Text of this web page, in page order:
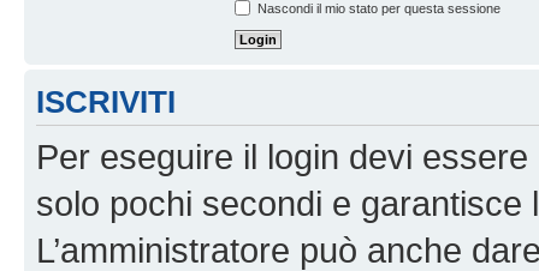
Nascondi il mio stato per questa sessione
ISCRIVITI
Per eseguire il login devi
solo pochi secondi e garantisce
L’amministratore può anche